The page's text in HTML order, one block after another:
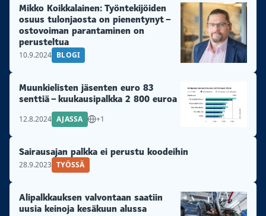
Mikko Koikkalainen: Työntekijöiden
osuus tulonjaosta on pienentynyt –
ostovoiman parantaminen on
perusteltua
10.9.2024 BLOGI
Muunkielisten jäsenten euro 83
senttiä – kuukausipalkka 2 800 euroa
12.8.2024 AJASSA +1
Sairausajan palkka ei perustu koodeihin
28.9.2023 TYÖSSÄ
Alipalkkauksen valvontaan saatiin
uusia keinoja kesäkuun alussa